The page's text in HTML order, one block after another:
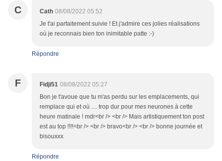
C Cath 08/08/2022 05:52
Je t'ai parfaitement suivie ! Et j'admire ces jolies réalisations
où je reconnais bien ton inimitable patte :-)
Répondre
F Fidji51 08/08/2022 05:27
Bon je t'avoue que tu m'as perdu sur les emplacements, qui
remplace qui et où .... trop dur pour mes neurones à cette
heure matinale ! mdr<br /> <br /> Mais artistiquement ton post
est au top !!!!<br /> <br /> bravo<br /> <br /> bonne journée et
bisouxxx
Répondre